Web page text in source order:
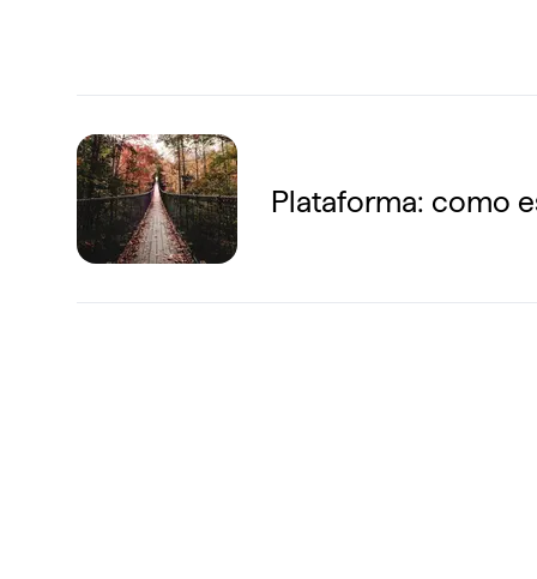
Plataforma: como